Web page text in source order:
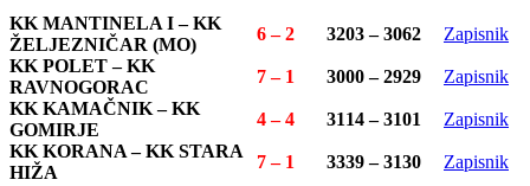
KK MANTINELA I – KK
ŽELJEZNIČAR (MO)
6 – 2 3203 – 3062
Zapisnik
KK POLET – KK
RAVNOGORAC
7 – 1 3000 – 2929
Zapisnik
KK KAMAČNIK – KK
GOMIRJE
4 – 4 3114 – 3101
Zapisnik
KK KORANA – KK STARA
HIŽA
7 – 1 3339 – 3130 Zapisnik